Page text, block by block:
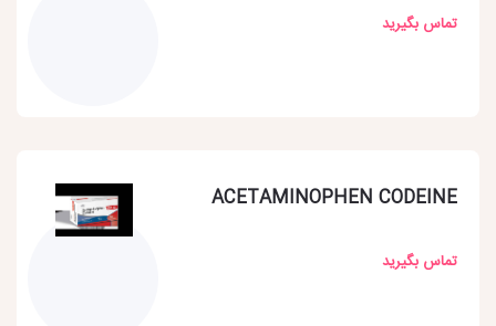
تماس بگیرید
ACETAMINOPHEN CODEINE
تماس بگیرید